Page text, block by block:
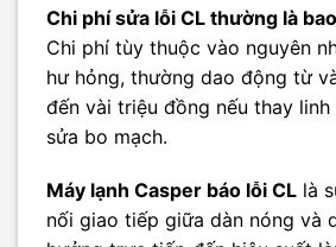
Chi phí sửa lỗi CL thường là
Chi phí tùy thuộc vào nguyên
hư hỏng, thường dao động từ
đến vài triệu đồng nếu thay linh
sửa bo mạch.
Máy lạnh Casper báo lỗi CL là
nối giao tiếp giữa dàn nóng và